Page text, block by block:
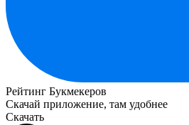
Рейтинг Букмекеров
Скачай приложение, там удобнее
Скачать